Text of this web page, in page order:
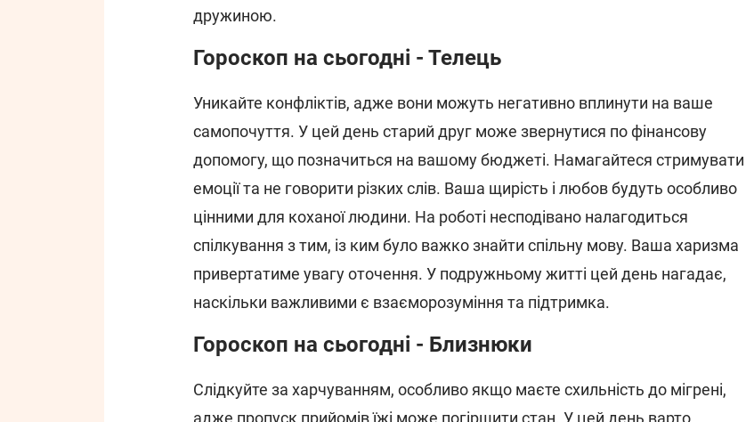
дружиною.
Гороскоп на сьогодні - Телець
Уникайте конфліктів, адже вони можуть негативно вплинути на ваше
самопочуття. У цей день старий друг може звернутися по фінансову
допомогу, що позначиться на вашому бюджеті. Намагайтеся стримувати
емоції та не говорити різких слів. Ваша щирість і любов будуть особливо
цінними для коханої людини. На роботі несподівано налагодиться
спілкування з тим, із ким було важко знайти спільну мову. Ваша харизма
привертатиме увагу оточення. У подружньому житті цей день нагадає,
наскільки важливими є взаєморозуміння та підтримка.
Гороскоп на сьогодні - Близнюки
Слідкуйте за харчуванням, особливо якщо маєте схильність до мігрені,